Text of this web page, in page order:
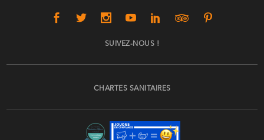
SUIVEZ-NOUS !
CHARTES SANITAIRES